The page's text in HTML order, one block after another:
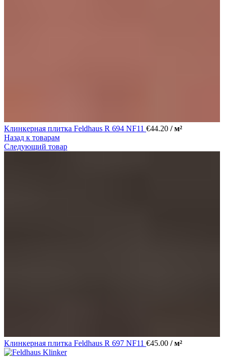
Клинкерная плитка Feldhaus R 694 NF11 €44.20 / м²
Назад к товарам
Следующий товар
Клинкерная плитка Feldhaus R 697 NF11 €45.00 / м²